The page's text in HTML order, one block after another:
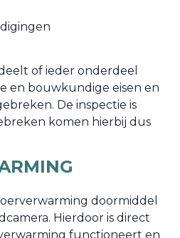
of ieder onderdeel
en bouwkundige eisen en
De inspectie is
komen hierbij dus
doormiddel
Hierdoor is direct
functioneert en